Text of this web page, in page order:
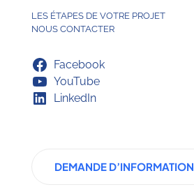
LES ÉTAPES DE VOTRE PROJET
NOUS CONTACTER
Facebook
YouTube
LinkedIn
DEMANDE D’INFORMATION